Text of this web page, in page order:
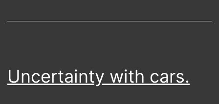
Uncertainty with cars.